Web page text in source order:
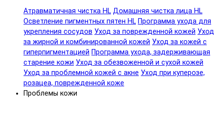
Атравматичная чистка HL Домашняя чистка лица HL
Осветление пигментных пятен HL Программа ухода для
укрепления сосудов Уход за поврежденной кожей Уход
за жирной и комбинированной кожей Уход за кожей с
гиперпигментацией Программа ухода, задерживающая
старение кожи Уход за обезвоженной и сухой кожей
Уход за проблемной кожей с акне Уход при куперозе,
розацеа, поврежденной коже
Проблемы кожи